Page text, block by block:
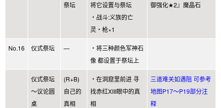
祭坛
将它设置与祭坛
・战斗:义族的亡
灵・枪×1
御强化★2』魔晶石
No.16 仪式祭坛 —
・将三种颜色军神石
像 都设置于祭坛上
仪式祭坛
～议论圆
桌
(R+B)
自己的
真相
・在洞窟里前进 寻
找赤红XIII眼中的真
相
三道难关如遇阻 可参考
地图P17～P19部分注
释